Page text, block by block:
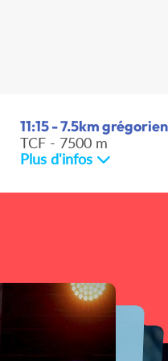
11:15 - 7.5km
TCF - 7500 m
Plus d'infos